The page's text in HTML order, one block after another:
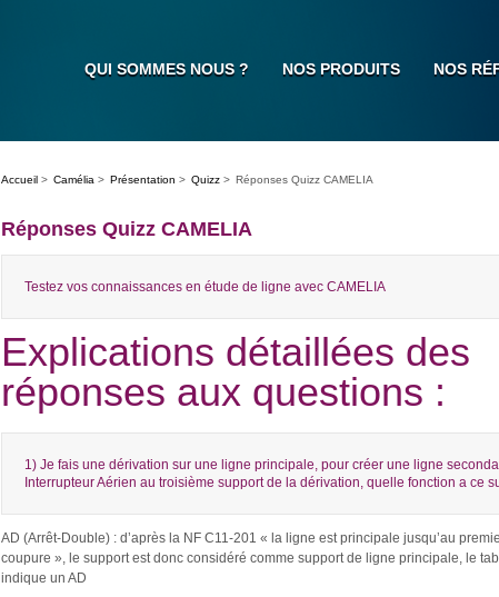
QUI SOMMES NOUS ? NOS PRODUITS NOS
Accueil > Camélia > Présentation > Quizz > Réponses Quizz CAMELIA
Réponses Quizz CAMELIA
Testez vos connaissances en étude de ligne avec CAMELIA
Explications détaillées des
réponses aux questions :
1) Je fais une dérivation sur une ligne principale, pour créer une ligne
Interrupteur Aérien au troisième support de la dérivation, quelle fonction a ce
AD (Arrêt-Double) : d’après la NF C11-201 « la ligne est principale jusqu’au
coupure », le support est donc considéré comme support de ligne principale, le
indique un AD